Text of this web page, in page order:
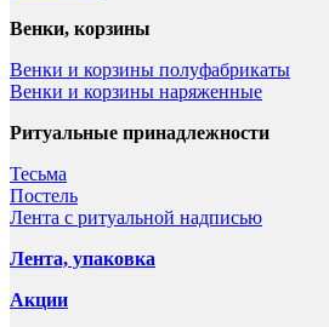
Венки, корзины
Венки и корзины полуфабрикаты
Венки и корзины наряженные
Ритуальные принадлежности
Тесьма
Постель
Лента с ритуальной надписью
Лента, упаковка
Акции